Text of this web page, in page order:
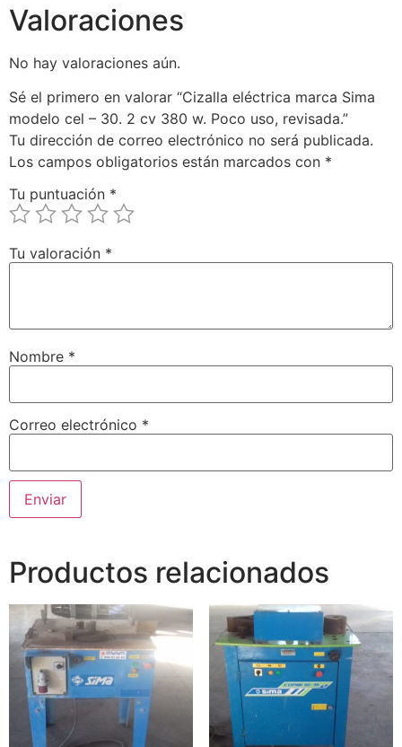
Valoraciones
No hay valoraciones aún.
Sé el primero en valorar “Cizalla eléctrica marca Sima
modelo cel – 30. 2 cv 380 w. Poco uso, revisada.”
Tu dirección de correo electrónico no será publicada.
Los campos obligatorios están marcados con *
Tu puntuación *
Tu valoración *
Nombre *
Correo electrónico *
Productos relacionados